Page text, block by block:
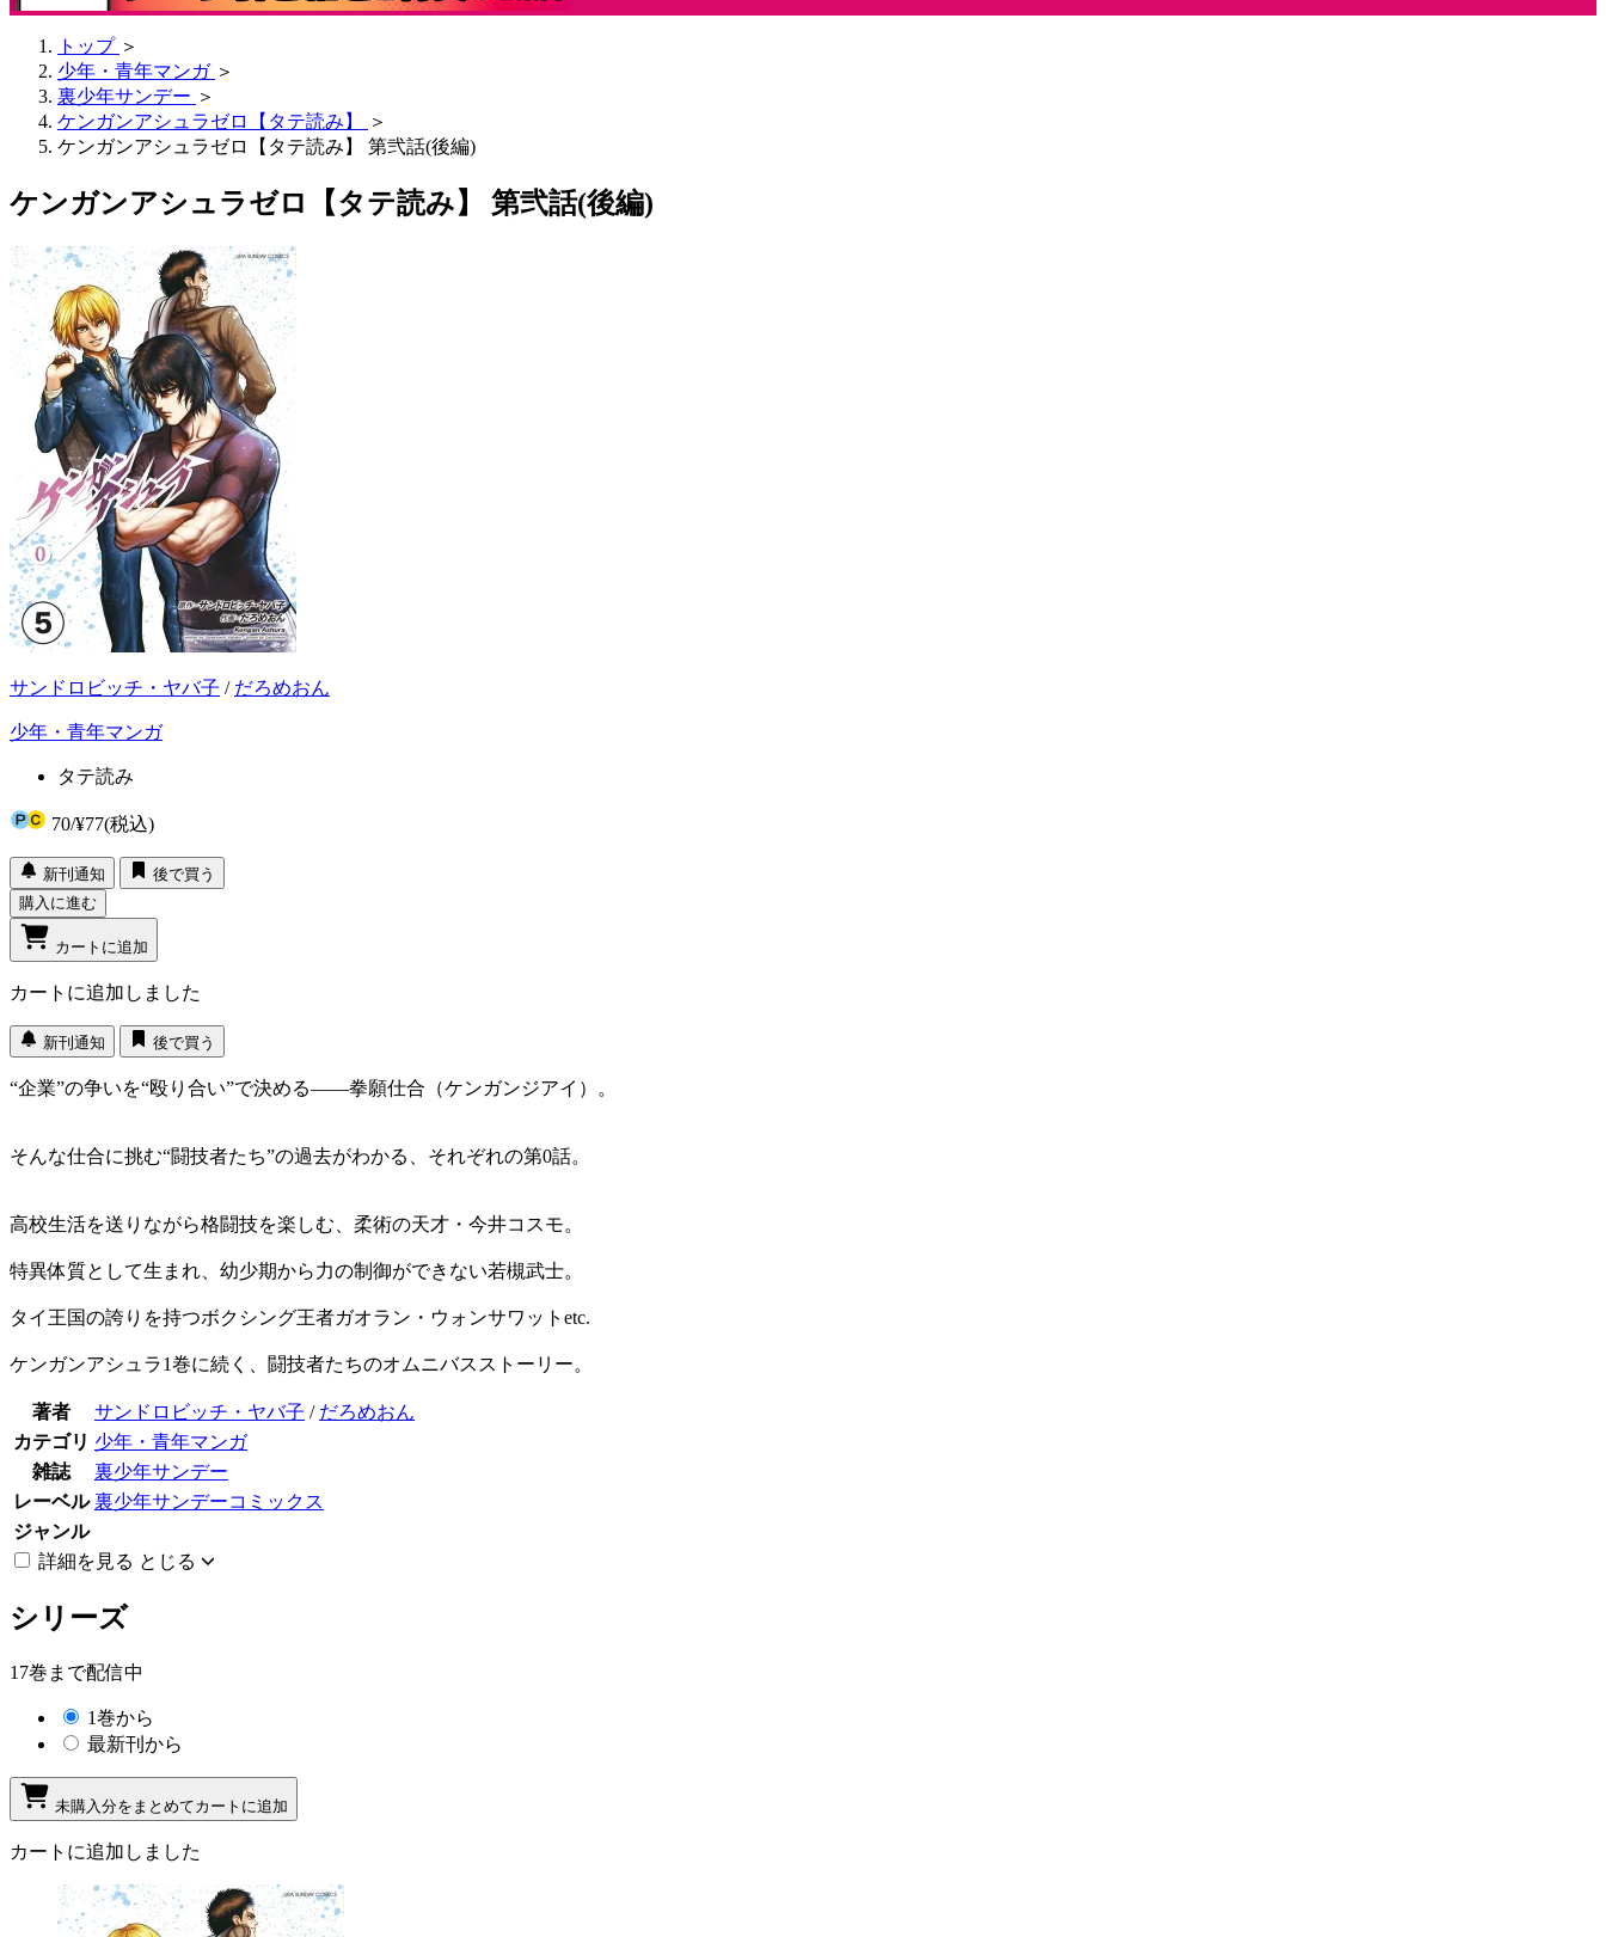
トップ ＞
少年・青年マンガ ＞
裏少年サンデー ＞
ケンガンアシュラゼロ【タテ読み】
＞
ケンガンアシュラゼロ【タテ読み】 第弐話(後編)
ケンガンアシュラゼロ【タテ読み】 第弐話(後編)
サンドロビッチ・ヤバ子 / だろめおん
少年・青年マンガ
タテ読み
70/¥77(税込)
新刊通知
後で買う
購入に進む
カートに追加
カートに追加しました
新刊通知 後で買う
“企業”の争いを“殴り合い”で決める――拳願仕合（ケンガンジアイ）。
そんな仕合に挑む“闘技者たち”の過去がわかる、それぞれの第0話。
高校生活を送りながら格闘技を楽しむ、柔術の天才・今井コスモ。
特異体質として生まれ、幼少期から力の制御ができない若槻武士。
タイ王国の誇りを持つボクシング王者ガオラン・ウォンサワットetc.
ケンガンアシュラ1巻に続く、闘技者たちのオムニバスストーリー。
著者 サンドロビッチ・ヤバ子 / だろめおん
カテゴリ 少年・青年マンガ
雑誌
裏少年サンデー
レーベル 裏少年サンデーコミックス
ジャンル
詳細を見る とじる
シリーズ
17巻まで配信中
1巻から
最新刊から
未購入分をまとめてカートに追加
カートに追加しました